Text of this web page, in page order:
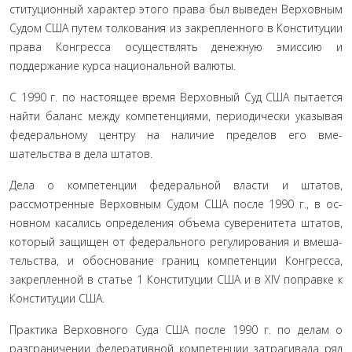
ституционный характер этого права был выведен Верховным
Судом США путем толкования из закрепленного в Консти­туции
права Конгресса осуществлять денежную эмиссию и
поддержание курса национальной валюты.
С 1990 г. по настоящее время Верховный Суд США пы­тается
найти баланс между компетенциями, периодически указывая
федеральному центру на наличие пределов его вме­
шательства в дела штатов.
Дела о компетенции федеральной власти и штатов,
рассмотренные Верховным Судом США после 1990 г., в ос­
новном касались определения объема суверенитета штатов,
который защищен от федерального регулирования и вмеша­
тельства, и обоснование границ компетенции Конгресса,
закрепленной в статье 1 Конституции США и в XIV поправке к
Конституции США.
Практика Верховного Суда США после 1990 г. по делам о
разграничении федеративной компетенции затрагивала ряд